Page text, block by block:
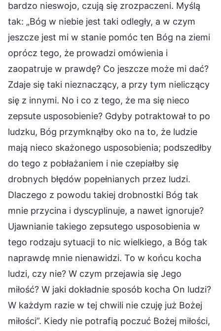
bardzo nieswojo, czują się zrozpaczeni. Myślą
tak: „Bóg w niebie jest taki odległy, a w czym
jeszcze jest mi w stanie pomóc ten Bóg na ziemi
oprócz tego, że prowadzi omówienia i
zaopatruje w prawdę? Co jeszcze może mi dać?
Zdaje się taki nieznaczący, a przy tym nieliczący
się z innymi. No i co z tego, że ma się nieco
zepsute usposobienie? Gdyby potraktował to po
ludzku, Bóg przymknąłby oko na to, że ludzie
mają nieco skażonego usposobienia; podszedłby
do tego z pobłażaniem i nie czepiałby się
drobnych błędów popełnianych przez ludzi.
Dlaczego z powodu takiej drobnostki Bóg tak
mnie przycina i dyscyplinuje, a nawet ignoruje?
Ujawnianie takiego zepsutego usposobienia w
tego rodzaju sytuacji to nic wielkiego, a Bóg tak
naprawdę mnie nienawidzi. To w końcu kocha
ludzi, czy nie? W czym przejawia się Jego
miłość? W jaki dokładnie sposób kocha On ludzi?
W każdym razie w tej chwili nie czuję już Bożej
miłości”. Kiedy nie potrafią poczuć Bożej miłości,